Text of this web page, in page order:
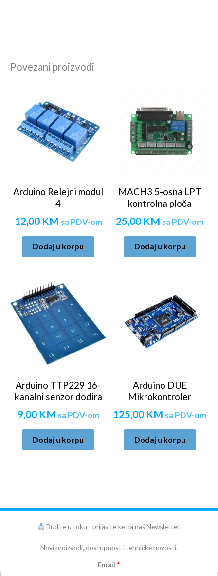
Povezani proizvodi
Arduino Relejni modul
4
12,00 KM sa PDV-om
Dodaj u korpu
MACH3 5-osna LPT
kontrolna ploča
25,00 KM sa PDV-om
Dodaj u korpu
Arduino TTP229 16-
kanalni senzor dodira
9,00 KM sa PDV-om
Dodaj u korpu
Arduino DUE
Mikrokontroler
125,00 KM sa PDV-om
Dodaj u korpu
Budite u toku - prijavite se na naš Newsletter.
Novi proizvodi, dostupnost i tehničke novosti.
Email *